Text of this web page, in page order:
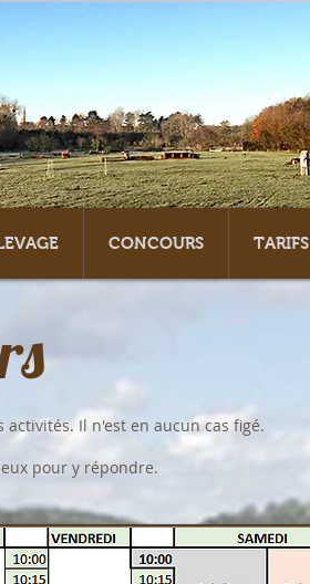
CONCOURS TARIFS
Il n'est en aucun cas figé.
pour y répondre.